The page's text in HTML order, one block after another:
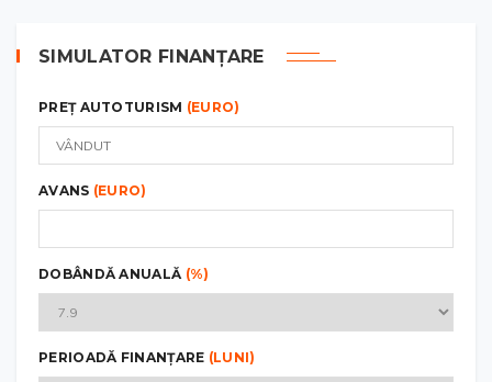
SIMULATOR FINANȚARE
PREȚ AUTOTURISM (EURO)
AVANS (EURO)
DOBÂNDĂ ANUALĂ (%)
PERIOADĂ FINANȚARE (LUNI)